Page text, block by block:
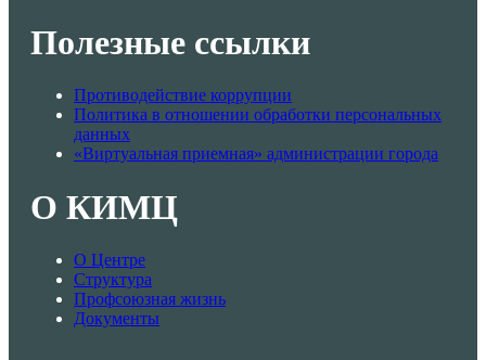
Полезные ссылки
Противодействие коррупции
Политика в отношении обработки персональных
данных
«Виртуальная приемная» администрации города
О КИМЦ
О Центре
Структура
Профсоюзная жизнь
Документы